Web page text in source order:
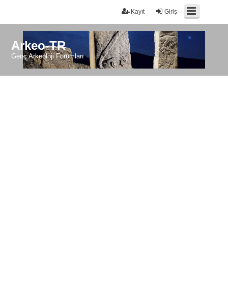
Giriş
Kayıt
Arkeo-TR
Genç Arkeoloji Forumları